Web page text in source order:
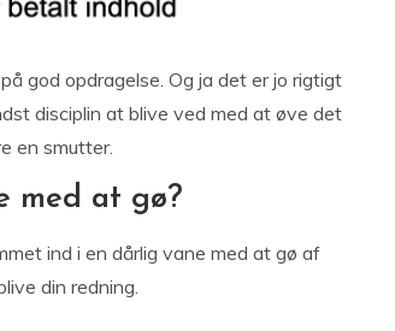
god opdragelse. Og ja det er jo rigtigt
disciplin at blive ved med at øve det
en smutter.
med at gø?
ind i en dårlig vane med at gø af
din redning.